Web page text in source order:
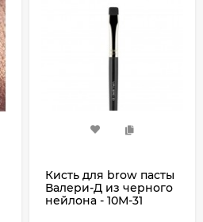
Кисть для brow пасты
Валери-Д из черного
нейлона - 10М-31